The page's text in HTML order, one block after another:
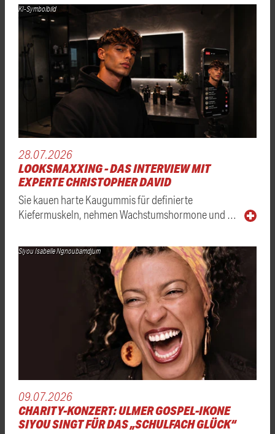
KI-Symbolbild
28.07.2026
LOOKSMAXXING - DAS INTERVIEW MIT
EXPERTE CHRISTOPHER DAVID
Sie kauen harte Kaugummis für definierte
Kiefermuskeln, nehmen Wachstumshormone und …
Siyou Isabelle Ngnoubamdjum
09.07.2026
CHARITY-KONZERT: ULMER GOSPEL-IKONE
SIYOU SINGT FÜR DAS „SCHULFACH GLÜCK“